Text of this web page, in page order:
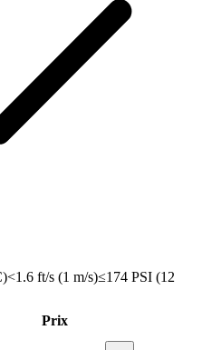
<1.6 ft/s (1 m/s)≤174 PSI (12
Prix